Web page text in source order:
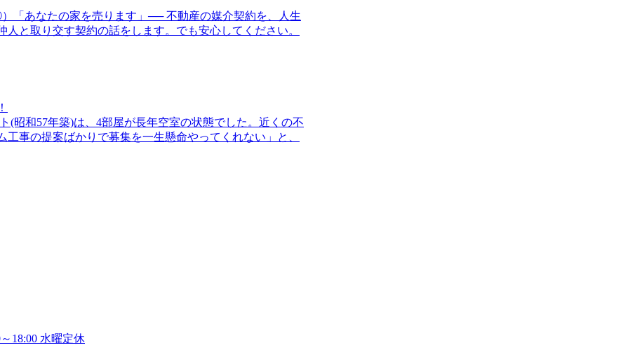
あなたの家を売ります」── 不動産の媒介契約を、人生
と取り交す契約の話をします。でも安心してください。
(昭和57年築)は、4部屋が長年空室の状態でした。近くの不
事の提案ばかりで募集を一生懸命やってくれない」と、